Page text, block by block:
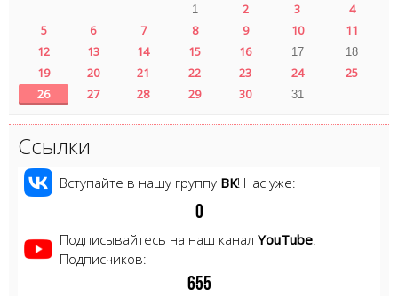
1
2 3
4
5
6 7 8 9 10
11
12
13 14 15 16 17 18
19 20 21 22 23 24
25
26
27 28 29 30 31
Ссылки
Вступайте в нашу группу ВК! Нас уже:
0
Подписывайтесь на наш канал YouTube!
Подписчиков:
655